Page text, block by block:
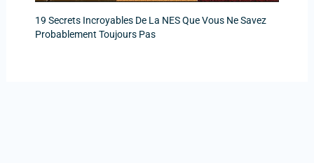
19 Secrets Incroyables De La NES Que Vous Ne Savez
Probablement Toujours Pas